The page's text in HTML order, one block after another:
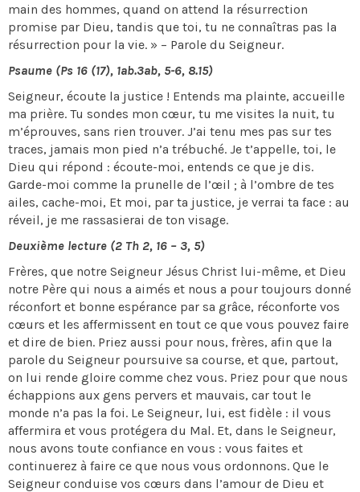
main des hommes, quand on attend la résurrection
promise par Dieu, tandis que toi, tu ne connaîtras pas la
résurrection pour la vie. » – Parole du Seigneur.
Psaume (Ps 16 (17), 1ab.3ab, 5-6, 8.15)
Seigneur, écoute la justice ! Entends ma plainte, accueille
ma prière. Tu sondes mon cœur, tu me visites la nuit, tu
m’éprouves, sans rien trouver. J’ai tenu mes pas sur tes
traces, jamais mon pied n’a trébuché. Je t’appelle, toi, le
Dieu qui répond : écoute-moi, entends ce que je dis.
Garde-moi comme la prunelle de l’œil ; à l’ombre de tes
ailes, cache-moi, Et moi, par ta justice, je verrai ta face : au
réveil, je me rassasierai de ton visage.
Deuxième lecture (2 Th 2, 16 – 3, 5)
Frères, que notre Seigneur Jésus Christ lui-même, et Dieu
notre Père qui nous a aimés et nous a pour toujours donné
réconfort et bonne espérance par sa grâce, réconforte vos
cœurs et les affermissent en tout ce que vous pouvez faire
et dire de bien. Priez aussi pour nous, frères, afin que la
parole du Seigneur poursuive sa course, et que, partout,
on lui rende gloire comme chez vous. Priez pour que nous
échappions aux gens pervers et mauvais, car tout le
monde n’a pas la foi. Le Seigneur, lui, est fidèle : il vous
affermira et vous protégera du Mal. Et, dans le Seigneur,
nous avons toute confiance en vous : vous faites et
continuerez à faire ce que nous vous ordonnons. Que le
Seigneur conduise vos cœurs dans l’amour de Dieu et